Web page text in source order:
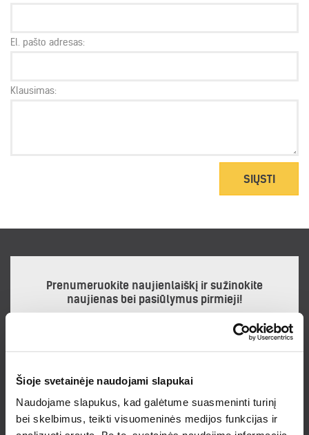
Šioje svetainėje naudojami slapukai
Naudojame slapukus, kad galėtume suasmeninti turinį
bei skelbimus, teikti visuomeninės medijos funkcijas ir
El. pašto adresas:
Klausimas:
SIŲSTI
Prenumeruokite naujienlaiškį ir sužinokite
naujienas bei pasiūlymus pirmieji!
Noriu gauti naujienlaiškį
Prenumeruodamas naujienlaiškį sutinku suPrivatumo politika.